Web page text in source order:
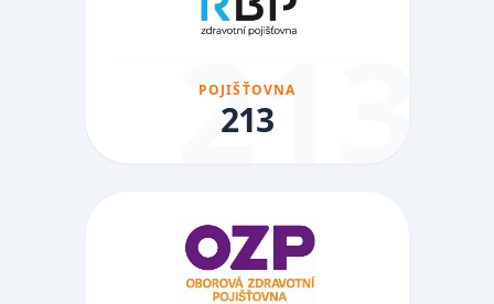
213
POJIŠŤOVNA
213